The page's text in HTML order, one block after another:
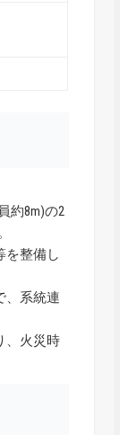
約8m)の2
を整備し
、系統連
、火災時